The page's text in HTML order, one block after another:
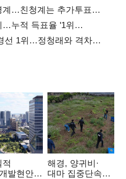
계…친청계는 추가투표
…누적 득표율 '1위
선 1위…정청래와 격차
적
발현안
해경, 양귀비·
대마 집중단속…